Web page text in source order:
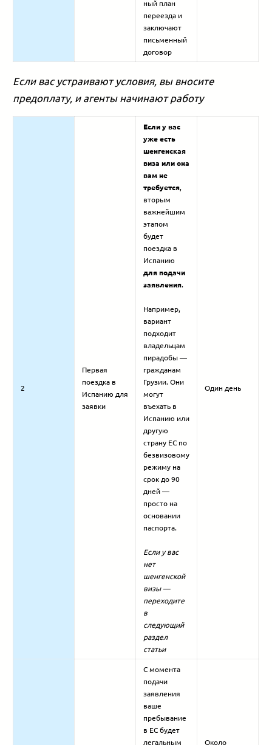
ный план
переезда и
заключают
письменный
договор
Если вас устраивают условия, вы вносите
предоплату, и агенты начинают работу
2
Первая
поездка в
Испанию для
заявки
Если у вас
уже есть
шенгенская
виза или она
вам не
требуется,
вторым
важнейшим
этапом
будет
поездка в
Испанию
для подачи
заявления.
Например,
вариант
подходит
владельцам
пирадобы —
гражданам
Грузии. Они
могут
въехать в
Испанию или
другую
страну ЕС по
безвизовому
режиму на
срок до 90
дней —
просто на
основании
паспорта.
Если у вас
нет
шенгенской
визы —
переходите
в
следующий
раздел
статьи
Один день
С момента
подачи
заявления
ваше
пребывание
в ЕС будет
легальным
Около